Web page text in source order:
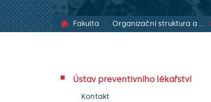
Fakulta Organizační struktura a dokumenty
Ústav preventivního lékařství
Kontakt